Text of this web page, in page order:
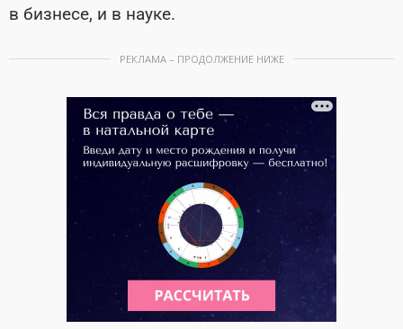
в бизнесе, и в науке.
РЕКЛАМА – ПРОДОЛЖЕНИЕ НИЖЕ